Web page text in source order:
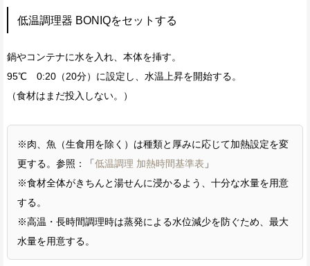
低温調理器 BONIQをセットする
鍋やコンテナに水を入れ、本体を挿す。
95℃ 0:20（20分）に設定し、水温上昇を開始する。
（食材はまだ投入しない。）
※肉、魚（生食用を除く）は種類と厚みに応じて加熱設定を変
更する。参照：「低温調理 加熱時間基準表 」
※食材全体がきちんと湯せんに浸かるよう、十分な水量を用意
する。
※高温・長時間調理時は蒸発による水位減少を防ぐため、最大
水量を用意する。